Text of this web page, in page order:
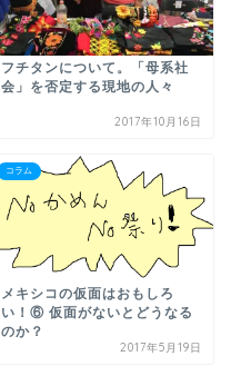
フチタンについて。「母系社
会」を否定する現地の人々
2017年10月16日
コラム
メキシコの仮面はおもしろ
い！⑥ 仮面がないとどうなる
のか？
2017年5月19日